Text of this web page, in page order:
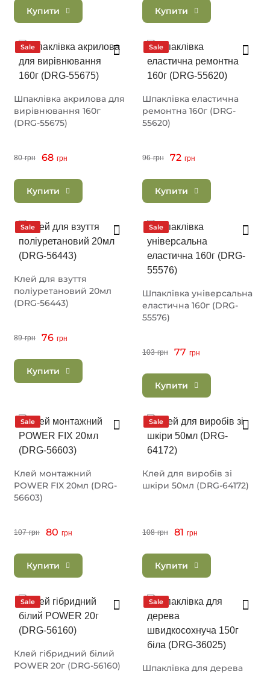
Купити Купити
Sale
Шпаклівка акрилова для
вирівнювання 160г
(DRG-55675)
80 грн 68 грн
Купити
Sale
Шпаклівка еластична
ремонтна 160г (DRG-
55620)
96 грн 72 грн
Купити
Sale
Клей для взуття
поліуретановий 20мл
(DRG-56443)
89 грн 76 грн
Купити
Sale
Шпаклівка універсальна
еластична 160г (DRG-
55576)
103 грн 77 грн
Купити
Sale
Клей монтажний
POWER FIX 20мл (DRG-
56603)
107 грн 80 грн
Купити
Sale
Клей для виробів зі
шкіри 50мл (DRG-64172)
108 грн 81 грн
Купити
Sale
Клей гібридний білий
POWER 20г (DRG-56160)
Sale
Шпаклівка для дерева